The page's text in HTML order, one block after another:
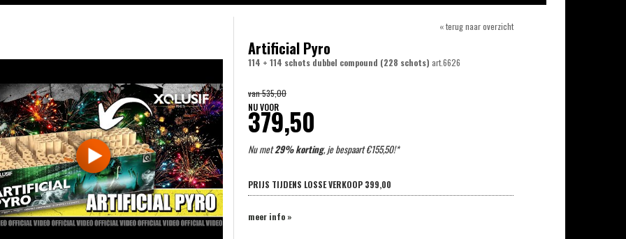
« terug naar overzicht
Artificial Pyro
114 + 114 schots dubbel compound (228 schots) art.6626
van535,00
NU VOOR
379,50
Nu met29% korting, je bespaart €155,50!*
PRIJS TIJDENS LOSSE VERKOOP 399,00
meer info »